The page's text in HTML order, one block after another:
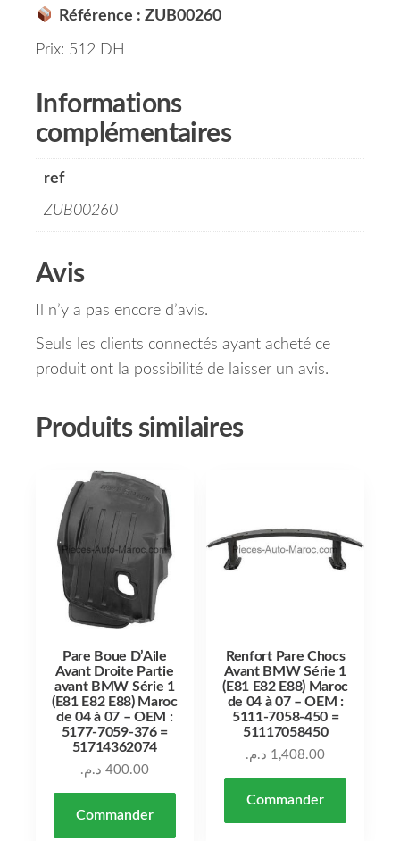
Référence : ZUB00260
Prix: 512 DH
Informations
complémentaires
ref
ZUB00260
Avis
Il n’y a pas encore d’avis.
Seuls les clients connectés ayant acheté ce
produit ont la possibilité de laisser un avis.
Produits similaires
Pare Boue D’Aile
Avant Droite Partie
avant BMW Série 1
(E81 E82 E88) Maroc
de 04 à 07 – OEM :
5177-7059-376 =
51714362074
400.00 د.م.
Commander
Renfort Pare Chocs
Avant BMW Série 1
(E81 E82 E88) Maroc
de 04 à 07 – OEM :
5111-7058-450 =
51117058450
1,408.00 د.م.
Commander